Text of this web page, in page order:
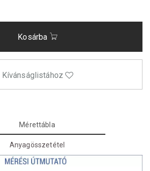
Kosárba
Kívánságlistához
Mérettábla
Anyagösszetétel